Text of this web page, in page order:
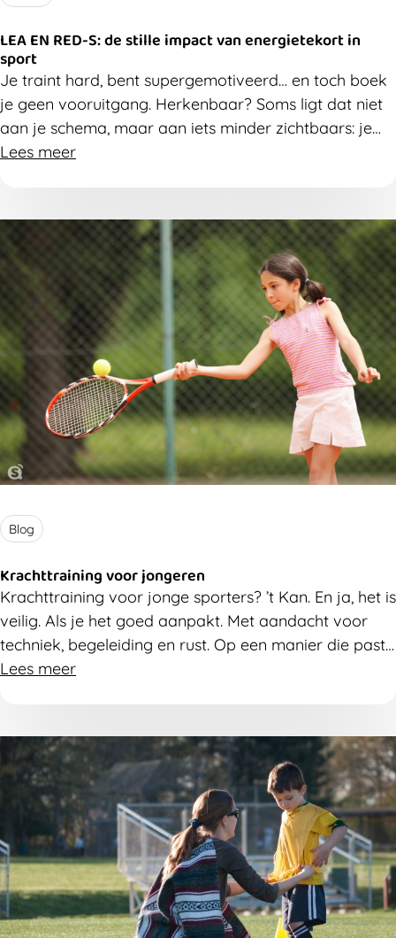
LEA EN RED-S: de stille impact van energietekort in
sport
Je traint hard, bent supergemotiveerd… en toch boek
je geen vooruitgang. Herkenbaar? Soms ligt dat niet
aan je schema, maar aan iets minder zichtbaars: je
eet te weinig voor wat je lichaam moet doen. LEA en
letten.
Lees meer
Blog
Krachttraining voor jongeren
Krachttraining voor jonge sporters? ’t Kan. En ja, het is
veilig. Als je het goed aanpakt. Met aandacht voor
techniek, begeleiding en rust. Op een manier die past
bij een groeiend lichaam.
Lees meer